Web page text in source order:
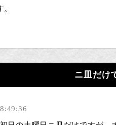
ニ皿だけ